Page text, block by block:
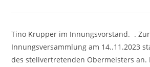
Sachsen
Tino Krupper im Innungsvorstand. .
Innungsversammlung am 14..11.2023
des stellvertretenden Obermeisters an.